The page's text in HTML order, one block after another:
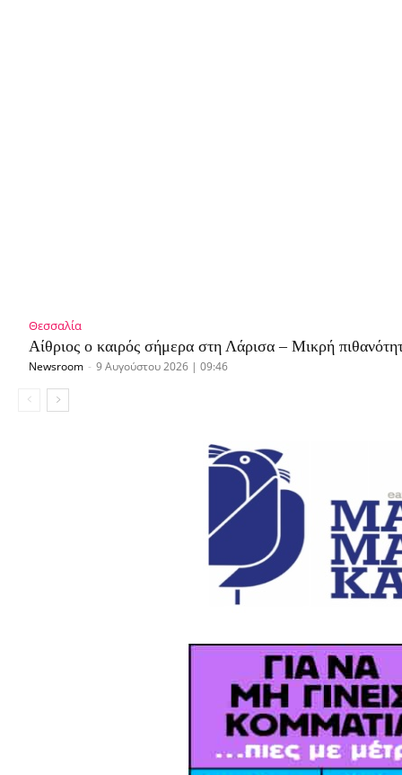
Θεσσαλία
Αίθριος ο καιρός σήμερα στη Λάρισα – Μικρή
Newsroom - 9 Αυγούστου 2026 | 09:46